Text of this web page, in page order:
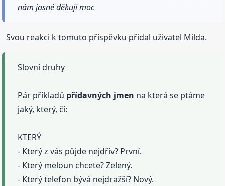
nám jasné děkuji moc
Svou reakci k tomuto příspěvku přidal uživatel Milda.
Slovní druhy
Pár příkladů přídavných jmen na která se ptáme
jaký, který, čí:
KTERÝ
- Který z vás půjde nejdřív? První.
- Který meloun chcete? Zelený.
- Který telefon bývá nejdražší? Nový.